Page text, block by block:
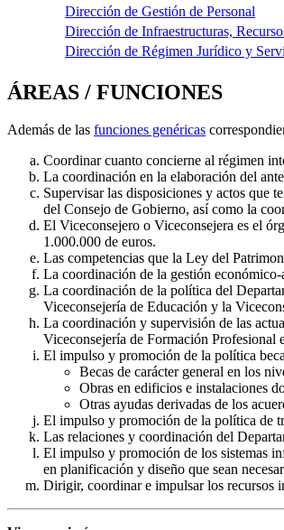
Dirección de Gestión de Personal
Dirección de Infraestructuras,
Dirección de Régimen Jurídico y
ÁREAS / FUNCIONES
Además de las funciones genéricas
Coordinar cuanto concierne al régimen
La coordinación en la elaboración del
Supervisar las disposiciones y actos que
del Consejo de Gobierno, así como la
El Viceconsejero o Viceconsejera es el
1.000.000 de euros.
Las competencias que la Ley del
La coordinación de la gestión
La coordinación de la política del
Viceconsejería de Educación y la
La coordinación y supervisión de las
Viceconsejería de Formación Profesional
El impulso y promoción de la política
Becas de carácter general en los
Obras en edificios e instalaciones
Otras ayudas derivadas de los
El impulso y promoción de la política de
Las relaciones y coordinación del
El impulso y promoción de los sistemas
en planificación y diseño que sean
Dirigir, coordinar e impulsar los recursos